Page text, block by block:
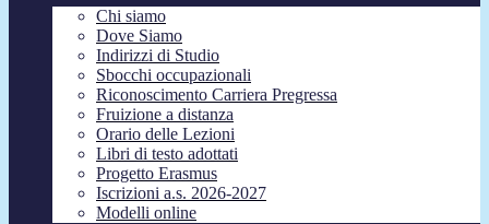
Chi siamo
Dove Siamo
Indirizzi di Studio
Sbocchi occupazionali
Riconoscimento Carriera Pregressa
Fruizione a distanza
Orario delle Lezioni
Libri di testo adottati
Progetto Erasmus
Iscrizioni a.s. 2026-2027
Modelli online